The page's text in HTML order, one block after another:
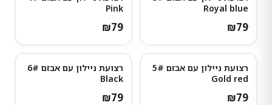
Royal blue
₪79
Pink
₪79
נותרו מעט
רצועת ניילון עם אבזם 5#
Gold red
₪79
רצועת ניילון עם אבזם 6#
Black
₪79